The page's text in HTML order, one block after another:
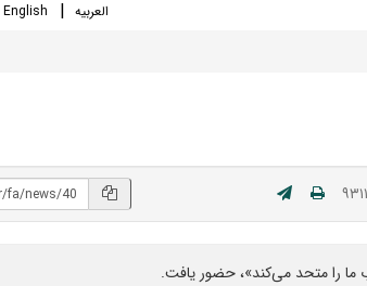
العربیه English
ما را متحد می‌کند»، حضور یافت.